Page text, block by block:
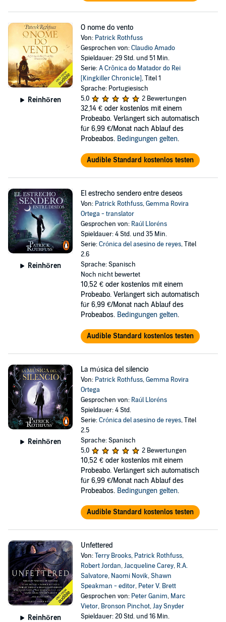
Reinhören
O nome do vento
Von: Patrick Rothfuss
Gesprochen von:Claudio Amado
Spieldauer: 29 Std. und 51 Min.
Serie:A Crônica do Matador do Rei
[Kingkiller Chronicle], Titel 1
Sprache: Portugiesisch
5,0
2 Bewertungen
32,14 € oder kostenlos mit einem
Probeabo. Verlängert sich automatisch
für 6,99 €/Monat nach Ablauf des
Probeabos. Bedingungen gelten.
Audible Standard kostenlos testen
Reinhören
El estrecho sendero entre deseos
Von: Patrick Rothfuss,Gemma Rovira
Ortega - translator
Gesprochen von: Raúl Lloréns
Spieldauer: 4 Std. und 35 Min.
Serie:Crónica del asesino de reyes, Titel
2.6
Sprache: Spanisch
Noch nicht bewertet
10,52 € oder kostenlos mit einem
Probeabo. Verlängert sich automatisch
für 6,99 €/Monat nach Ablauf des
Probeabos. Bedingungen gelten.
Audible Standard kostenlos testen
Reinhören
La música del silencio
Von: Patrick Rothfuss,Gemma Rovira
Ortega
Gesprochen von: Raúl Lloréns
Spieldauer: 4 Std.
Serie:Crónica del asesino de reyes, Titel
2.5
Sprache: Spanisch
5,0
2 Bewertungen
10,52 € oder kostenlos mit einem
Probeabo. Verlängert sich automatisch
für 6,99 €/Monat nach Ablauf des
Probeabos. Bedingungen gelten.
Audible Standard kostenlos testen
Reinhören
Unfettered
Von:Terry Brooks, Patrick Rothfuss,
Robert Jordan,Jacqueline Carey, R.A.
Salvatore, Naomi Novik,Shawn
Speakman - editor, Peter V. Brett
Gesprochen von: Peter Ganim, Marc
Vietor, Bronson Pinchot,Jay Snyder
Spieldauer: 20 Std. und 16 Min.